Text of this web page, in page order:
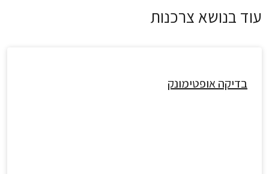
עוד בנושא צרכנות
בדיקה אופטימונק